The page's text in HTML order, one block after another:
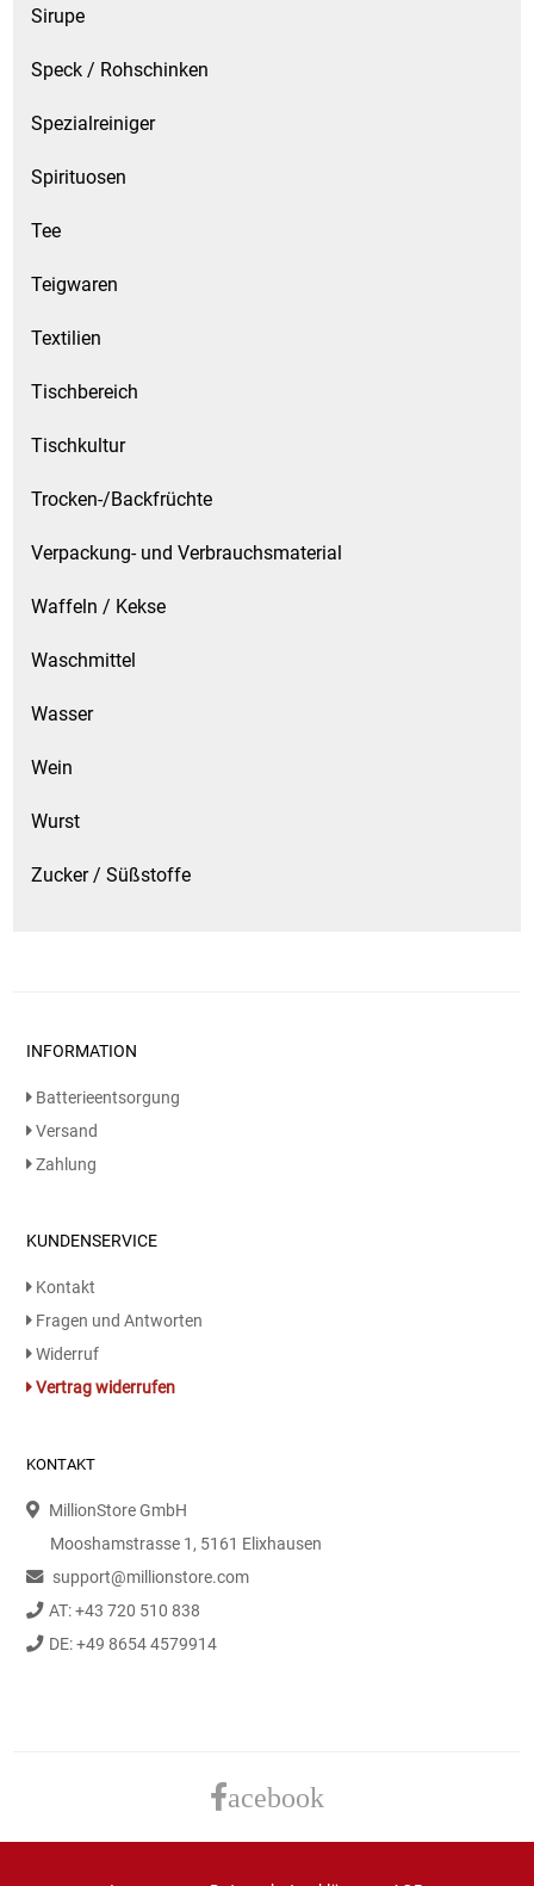
Sirupe
Speck / Rohschinken
Spezialreiniger
Spirituosen
Tee
Teigwaren
Textilien
Tischbereich
Tischkultur
Trocken-/Backfrüchte
Verpackung- und Verbrauchsmaterial
Waffeln / Kekse
Waschmittel
Wasser
Wein
Wurst
Zucker / Süßstoffe
INFORMATION
Batterieentsorgung
Versand
Zahlung
KUNDENSERVICE
Kontakt
Fragen und Antworten
Widerruf
Vertrag widerrufen
KONTAKT
MillionStore GmbH
Mooshamstrasse 1, 5161 Elixhausen
support@millionstore.com
AT: +43 720 510 838
DE: +49 8654 4579914
acebook